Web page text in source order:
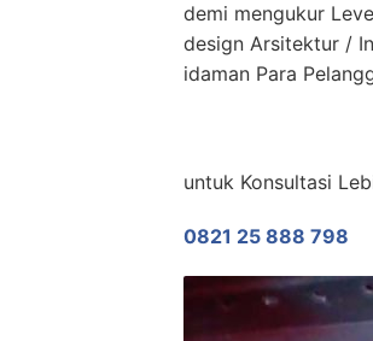
demi mengukur
design Arsitektur /
idaman Para
untuk Konsultasi
0821 25 888 798